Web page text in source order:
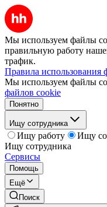
Мы используем файлы
правильную работу
трафик.
Правила использования
Мы используем файлы
файлов cookie
Понятно
Ищу сотрудника
Ищу работу
Ищу
Ищу сотрудника
Сервисы
Помощь
Ещё
Поиск